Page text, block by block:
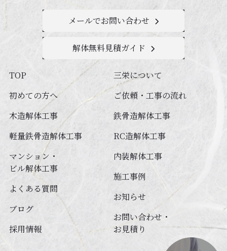
メールでお問い合わせ
解体無料見積ガイド
TOP
初めての方へ
木造解体工事
軽量鉄⾻造解体⼯事
マンション・
ビル解体⼯事
よくある質問
ブログ
採用情報
三栄について
ご依頼・工事の流れ
鉄⾻造解体⼯事
RC造解体⼯事
内装解体⼯事
施工事例
お知らせ
お問い合わせ・
お見積り